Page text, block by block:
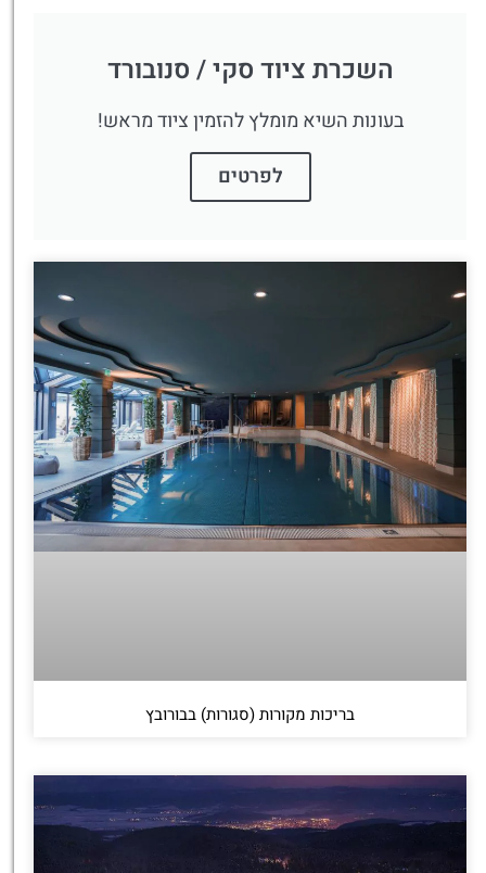
השכרת ציוד סקי / סנובורד
בעונות השיא מומלץ להזמין ציוד מראש!
לפרטים
בריכות מקורות (סגורות) בבורובץ